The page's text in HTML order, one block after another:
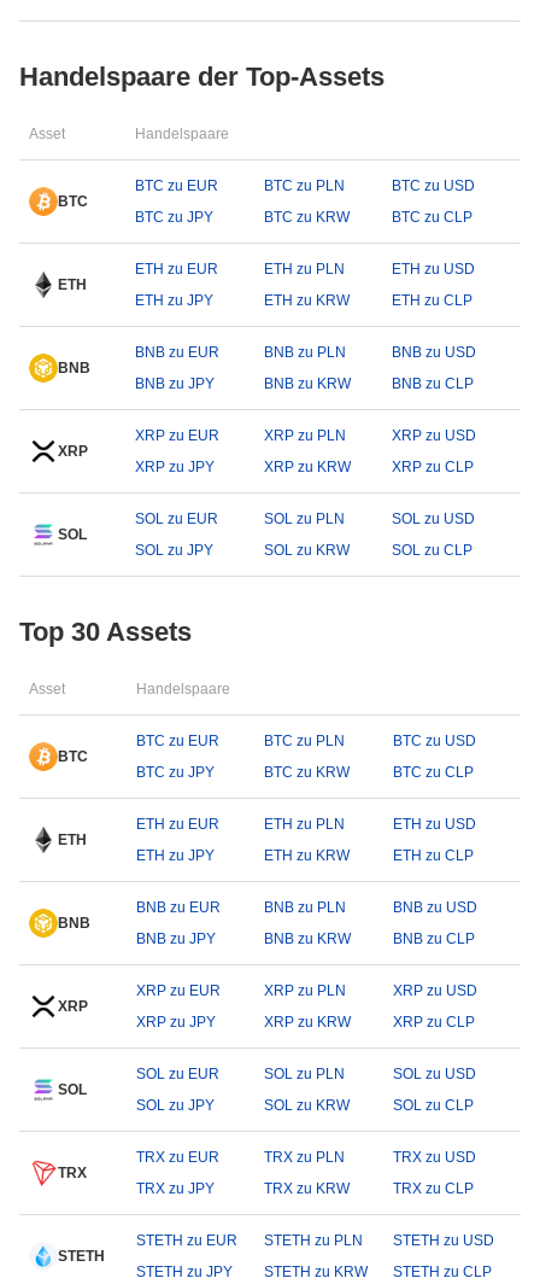
Handelspaare der Top-Assets
Asset Handelspaare
BTC
BTC zu EUR BTC zu PLN
BTC zu USD
BTC zu JPY
BTC zu KRW BTC zu CLP
ETH
ETH zu EUR ETH zu PLN
ETH zu USD
ETH zu JPY
ETH zu KRW ETH zu CLP
BNB
BNB zu EUR BNB zu PLN
BNB zu USD
BNB zu JPY
BNB zu KRW BNB zu CLP
XRP
XRP zu EUR XRP zu PLN
XRP zu USD
XRP zu JPY
XRP zu KRW XRP zu CLP
SOL
SOL zu EUR SOL zu PLN
SOL zu USD
SOL zu JPY
SOL zu KRW SOL zu CLP
Top 30 Assets
Asset Handelspaare
BTC
BTC zu EUR BTC zu PLN
BTC zu USD
BTC zu JPY
BTC zu KRW BTC zu CLP
ETH
ETH zu EUR ETH zu PLN
ETH zu USD
ETH zu JPY
ETH zu KRW ETH zu CLP
BNB
BNB zu EUR BNB zu PLN
BNB zu USD
BNB zu JPY
BNB zu KRW BNB zu CLP
XRP
XRP zu EUR XRP zu PLN
XRP zu USD
XRP zu JPY
XRP zu KRW XRP zu CLP
SOL
SOL zu EUR SOL zu PLN
SOL zu USD
SOL zu JPY
SOL zu KRW SOL zu CLP
TRX
TRX zu EUR TRX zu PLN
TRX zu USD
TRX zu JPY
TRX zu KRW TRX zu CLP
STETH
STETH zu EUR STETH zu PLN
STETH zu USD
STETH zu JPY
STETH zu KRW STETH zu CLP